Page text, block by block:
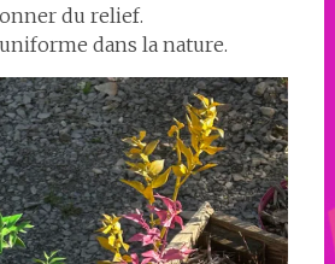
du relief.
dans la nature.